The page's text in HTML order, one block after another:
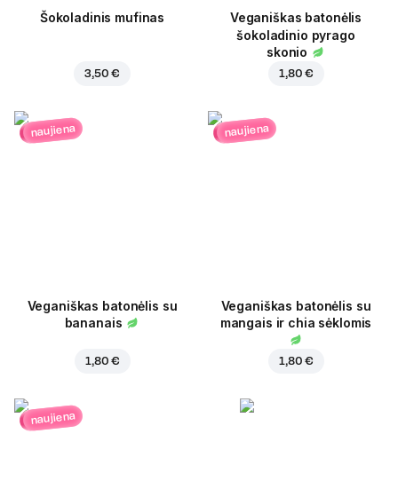
Šokoladinis mufinas
3,50 €
Veganiškas batonėlis
šokoladinio pyrago
skonio
1,80 €
naujiena
Veganiškas batonėlis su
bananais
1,80 €
naujiena
Veganiškas batonėlis su
mangais ir chia sėklomis
1,80 €
naujiena